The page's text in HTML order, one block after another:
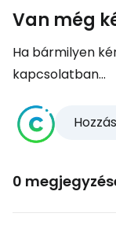
Van még
Ha bármilyen
kapcsolatban...
0